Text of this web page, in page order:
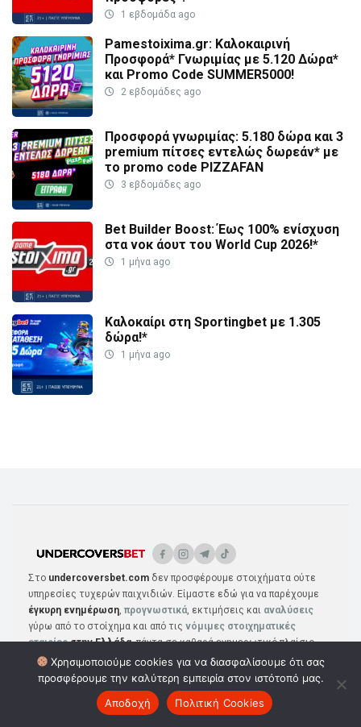
1 εβδομάδα ago
Pamestoixima.gr: Καλοκαιρινή
Προσφορά* Γνωριμίας με 5.120 Δώρα*
και Promo Code SUMMER5000!
2 εβδομάδες ago
Προσφορά γνωριμίας: 5.180 δώρα και 3
premium πίτσες εντελώς δωρεάν* με
το promo code PIZZAFAN
3 εβδομάδες ago
Bet Builder Boost: Έως 100% ενίσχυση
στα νοκ άουτ του World Cup 2026!*
1 μήνα ago
Καλοκαίρι στη Sportingbet με 1.305
δώρα!*
1 μήνα ago
Στο undercoversbet.com δεν προσφέρουμε στοιχήματα ούτε
υπηρεσίες τυχερών παιχνιδιών. Είμαστε εδώ για να παρέχουμε
έγκυρη ενημέρωση, προγνωστικά, εκτιμήσεις και αναλύσεις
γύρω από το στοίχημα και από τις νόμιμες στοιχηματικές
εταιρίεςστην Ελλάδα, πάντα σε καθαρά ενημερωτικό πλαίσιο.
Υποστηρίζουμε το υπεύθυνο παιχνίδι και η πρόσβαση επιτρέπεται
μόνο σε επισκέπτεςάνω των 21 ετών. *Ισχύουν Όροι &
Χρησιμοποιούμε cookies για να διασφαλίσουμε ότι σας
προσφέρουμε την καλύτερη εμπειρία στον ιστότοπό μας.
Αποδοχή
Πολιτική Cookies